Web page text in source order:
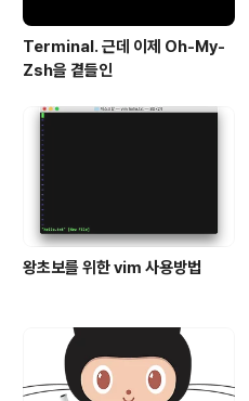
Terminal. 근데 이제 Oh-My-
Zsh을 곁들인
왕초보를 위한 vim 사용방법